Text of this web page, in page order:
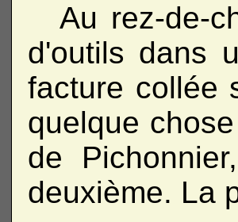
Au rez-de-
d'outils dans
facture collée
quelque
de
deuxième. La